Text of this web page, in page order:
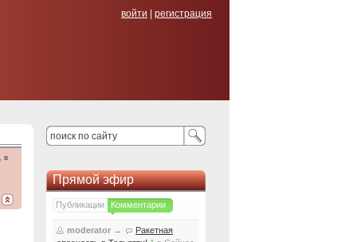
войти регистрация
в
Прямой эфир
Публикации Комментарии
moderator →
Ракетная